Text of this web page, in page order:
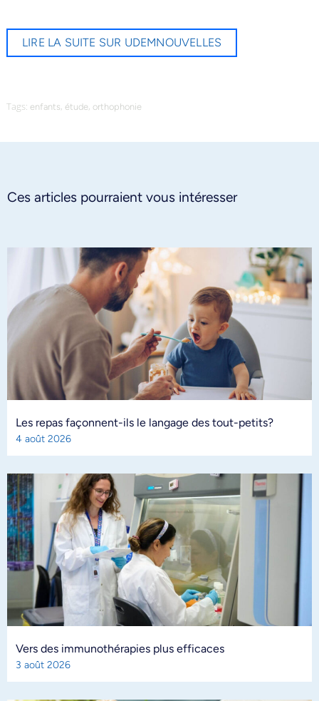
LIRE LA SUITE SUR UDEMNOUVELLES
Tags: enfants, étude, orthophonie
Ces articles pourraient vous intéresser
Les repas façonnent-ils le langage des tout-petits?
4 août 2026
Vers des immunothérapies plus efficaces
3 août 2026